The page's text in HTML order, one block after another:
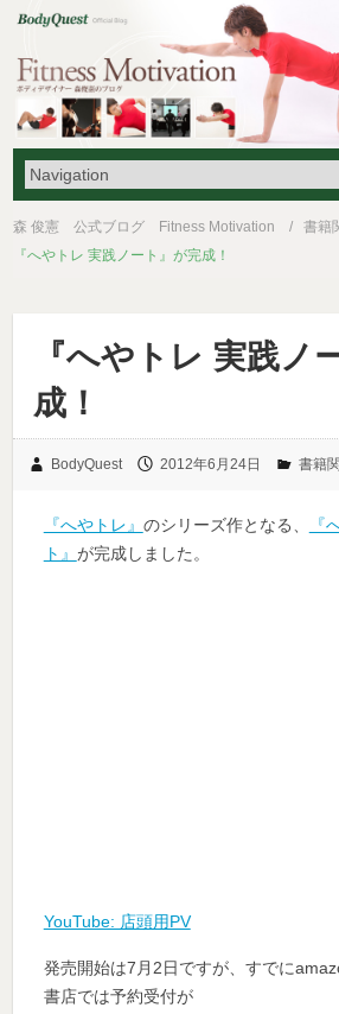
森 俊憲 公式ブログ Fitness Motivation
書籍
『へやトレ 実践ノート』が完成！
『へやトレ 実践ノ
成！
BodyQuest 2012年6月24日 書籍
『へやトレ』 のシリーズ作となる、
『
ト』 が完成しました。
YouTube: 店頭用PV
発売開始は7月2日ですが、すでに
書店では予約受付が